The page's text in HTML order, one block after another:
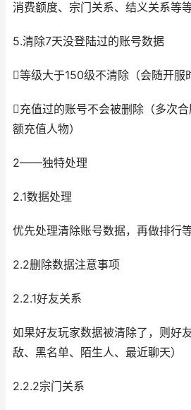
消费额度、宗门关系、结义关系等等
5.清除7天没登陆过的账号数据
等级大于150级不清除（会随开服
充值过的账号不会被删除（多次
额充值人物）
2——独特处理
2.1数据处理
优先处理清除账号数据，再做排行
2.2删除数据注意事项
2.2.1好友关系
如果好友玩家数据被清除了，则好
敌、黑名单、陌生人、最近聊天）
2.2.2宗门关系